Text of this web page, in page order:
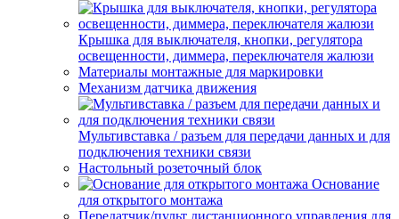
Крышка для выключателя, кнопки, регулятора
освещенности, диммера, переключателя жалюзи
Материалы монтажные для маркировки
Механизм датчика движения
Мультивставка / разъем для передачи данных и для
подключения техники связи
Настольный розеточный блок
Основание
для открытого монтажа
Передатчик/пульт дистанционного управления для